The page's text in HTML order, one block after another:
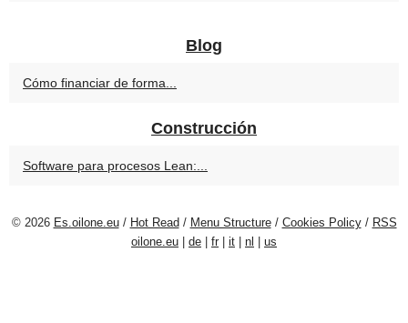
Blog
Cómo financiar de forma...
Construcción
Software para procesos Lean:...
© 2026 Es.oilone.eu/ Hot Read / Menu Structure/ Cookies Policy/ RSS
oilone.eu
de fr it nl us